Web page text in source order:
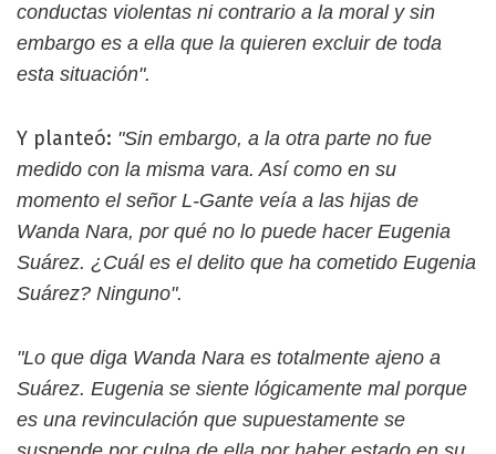
conductas violentas ni contrario a la moral y sin
embargo es a ella que la quieren excluir de toda
esta situación".
Y planteó: "Sin embargo, a la otra parte no fue
medido con la misma vara. Así como en su
momento el señor L-Gante veía a las hijas de
Wanda Nara, por qué no lo puede hacer Eugenia
Suárez. ¿Cuál es el delito que ha cometido Eugenia
Suárez? Ninguno".
"Lo que diga Wanda Nara es totalmente ajeno a
Suárez. Eugenia se siente lógicamente mal porque
es una revinculación que supuestamente se